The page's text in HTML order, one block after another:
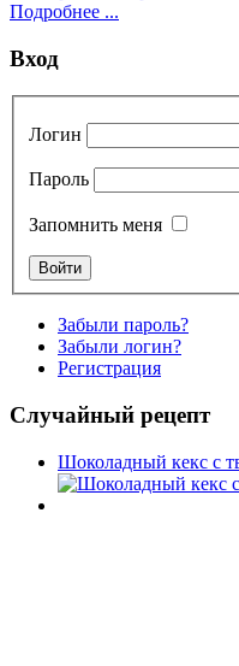
Подробнее ...
Вход
Логин
Пароль
Запомнить меня
Забыли пароль?
Забыли логин?
Регистрация
Случайный рецепт
Шоколадный кекс с